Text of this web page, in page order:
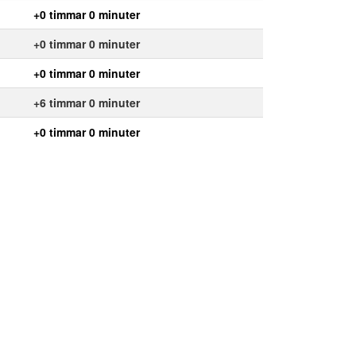
+0 timmar 0 minuter
+0 timmar 0 minuter
+0 timmar 0 minuter
+6 timmar 0 minuter
+0 timmar 0 minuter